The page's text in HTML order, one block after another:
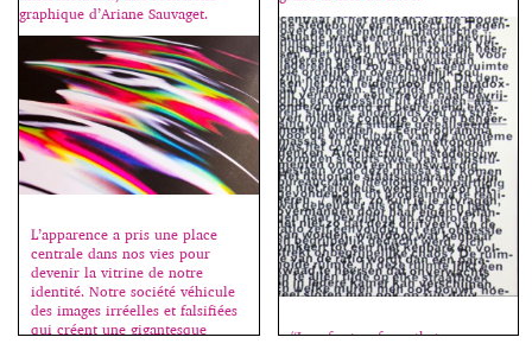
La connotation est un point
essentiel en typographie ; bien
sûr, un texte doit d’abord être lu
mais son apparence va aussi
suggérer, évoquer, installer
nombre de références. Le choix
du caractère permet de situer
une époque, le lien direct à une
esthétique, un ton – comme on
parle du ton de la voix – une
[…]
graphique d’Ariane Sauvaget.
L’apparence a pris une place
centrale dans nos vies pour
devenir la vitrine de notre
identité. Notre société véhicule
des images irréelles et falsifiées
qui créent une gigantesque
“I prefer typefaces that are